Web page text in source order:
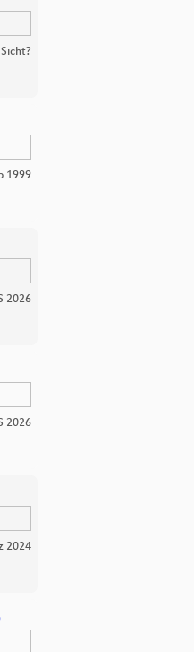
1999
2026
2026
2024